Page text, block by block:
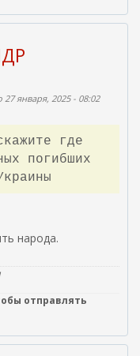
января, 2025 - 08:02
где
погибших
народа.
отправлять